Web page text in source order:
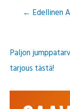
← Edellinen
Paljon
tarjous tästä!